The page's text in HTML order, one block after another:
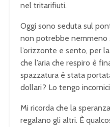
nel tritarifiuti.
Oggi sono seduta sul
non potrebbe nemmeno
l’orizzonte e sento, per
che l’aria che respiro è
spazzatura è stata
dollari? Lo tengo
Mi ricorda che la
regalano gli altri. È